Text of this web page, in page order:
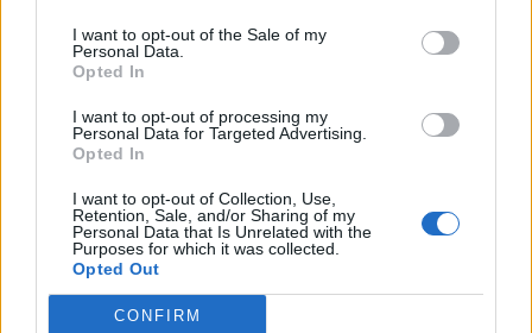
I want to opt-out of the Sale of my
Personal Data.
Opted In
I want to opt-out of processing my
Personal Data for Targeted Advertising.
Opted In
I want to opt-out of Collection, Use,
Retention, Sale, and/or Sharing of my
Personal Data that Is Unrelated with the
Purposes for which it was collected.
Opted Out
CONFIRM